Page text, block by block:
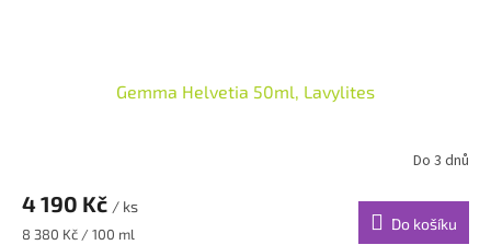
Gemma Helvetia 50ml, Lavylites
Do 3 dnů
4 190 Kč / ks
Měrná
8 380 Kč / 100 ml
Do košíku